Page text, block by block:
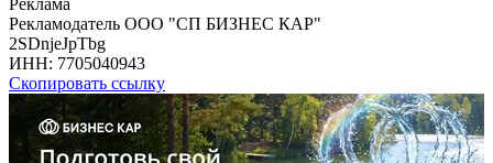
Реклама
Рекламодатель ООО "СП БИЗНЕС КАР"
2SDnjeJpTbg
ИНН: 7705040943
Скопировать ссылку